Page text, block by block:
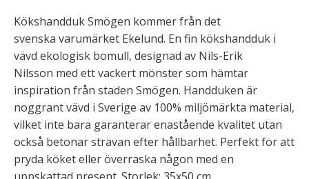
Kökshandduk Smögen kommer från det
svenska varumärket Ekelund. En fin kökshandduk i
vävd ekologisk bomull, designad av Nils-Erik
Nilsson med ett vackert mönster som hämtar
inspiration från staden Smögen. Handduken är
noggrant vävd i Sverige av 100% miljömärkta material,
vilket inte bara garanterar enastående kvalitet utan
också betonar strävan efter hållbarhet. Perfekt för att
pryda köket eller överraska någon med en